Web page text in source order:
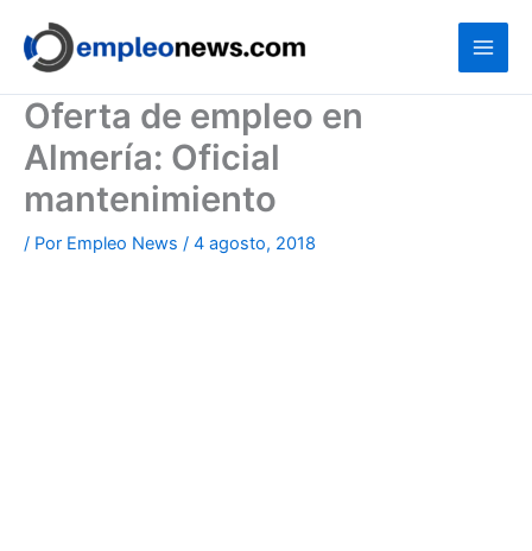
contenido
Oferta de empleo en
Almería: Oficial
mantenimiento
/ Por Empleo News / 4 agosto, 2018